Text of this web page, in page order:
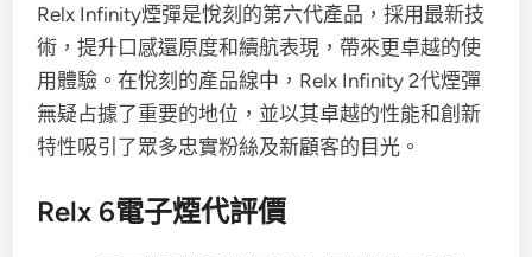
Relx Infinity煙彈是悅刻的第六代產品，採用最新技
術，提升口感還原度和續航表現，帶來更卓越的使
用體驗。在悅刻的產品線中，Relx Infinity 2代煙彈
無疑占據了重要的地位，並以其卓越的性能和創新
特性吸引了眾多忠實粉絲及新顧客的目光。
Relx 6電子煙代評價